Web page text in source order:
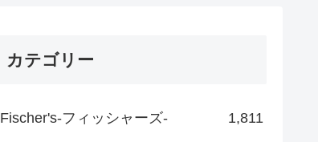
カテゴリー
Fischer's-フィッシャーズ- 1,811